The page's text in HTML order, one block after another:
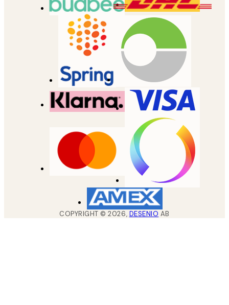
COPYRIGHT ©2026, DESENIO AB